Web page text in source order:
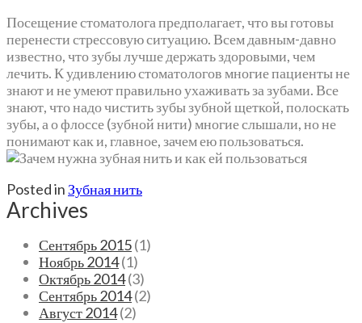
Посещение стоматолога предполагает, что вы готовы
перенести стрессовую ситуацию. Всем давным-давно
известно, что зубы лучше держать здоровыми, чем
лечить. К удивлению стоматологов многие пациенты не
знают и не умеют правильно ухаживать за зубами. Все
знают, что надо чистить зубы зубной щеткой, полоскать
зубы, а о флоссе (зубной нити) многие слышали, но не
понимают как и, главное, зачем ею пользоваться.
Posted inЗубная нить
Archives
Сентябрь 2015(1)
Ноябрь 2014(1)
Октябрь 2014(3)
Сентябрь 2014(2)
Август 2014(2)